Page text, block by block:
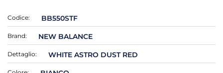
Codice: BB550STF
Brand: NEW BALANCE
Dettaglio: WHITE ASTRO DUST RED